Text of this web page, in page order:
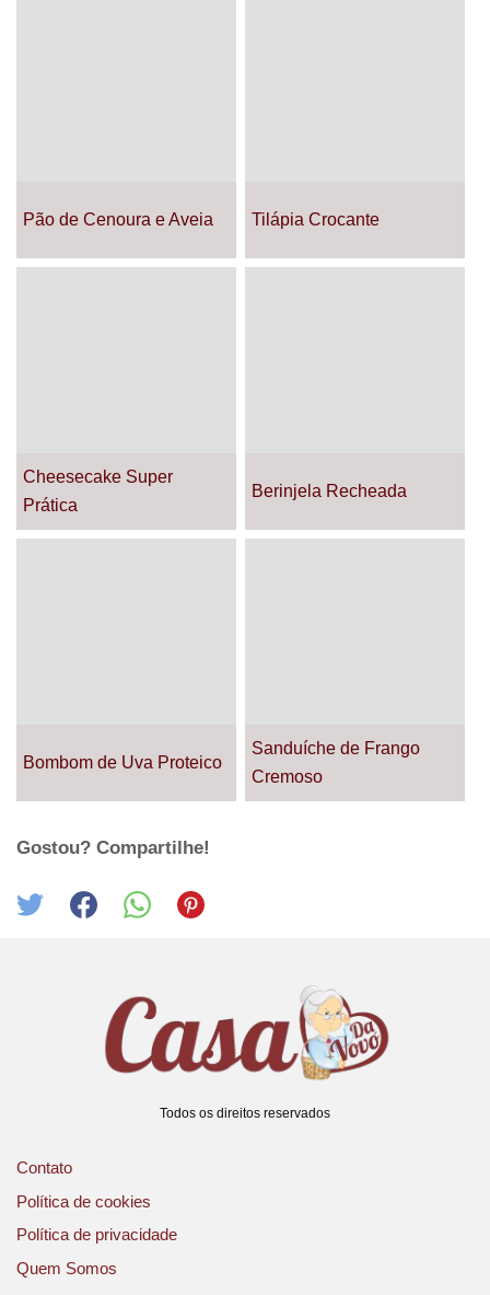
Pão de Cenoura e Aveia Tilápia Crocante
Cheesecake Super
Prática
Berinjela Recheada
Bombom de Uva Proteico
Sanduíche de Frango
Cremoso
Gostou? Compartilhe!
Todos os direitos reservados
Contato
Política de cookies
Política de privacidade
Quem Somos